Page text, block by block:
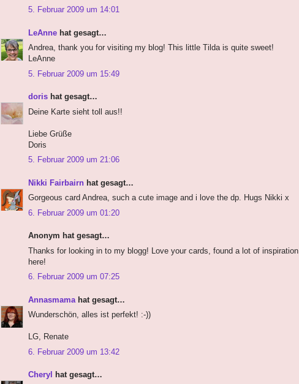
5. Februar 2009 um 14:01
LeAnne hat gesagt…
Andrea, thank you for visiting my blog! This little Tilda is quite sweet!
LeAnne
5. Februar 2009 um 15:49
doris hat gesagt…
Deine Karte sieht toll aus!!
Liebe Grüße
Doris
5. Februar 2009 um 21:06
Nikki Fairbairn hat gesagt…
Gorgeous card Andrea, such a cute image and i love the dp. Hugs Nikki x
6. Februar 2009 um 01:20
Anonym hat gesagt…
Thanks for looking in to my blogg! Love your cards, found a lot of inspiration
here!
6. Februar 2009 um 07:25
Annasmama hat gesagt…
Wunderschön, alles ist perfekt! :-))
LG, Renate
6. Februar 2009 um 13:42
Cheryl
hat gesagt…